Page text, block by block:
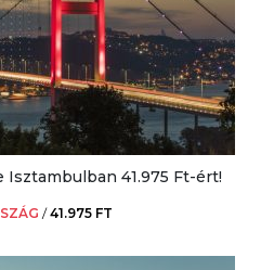
41.975 Ft-ért!
/41.975 FT